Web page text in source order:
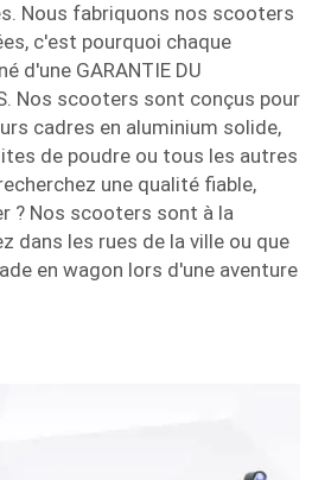
Nous fabriquons nos scooters
c'est pourquoi chaque
d'une GARANTIE DU
Nos scooters sont conçus pour
cadres en aluminium solide,
de poudre ou tous les autres
une qualité fiable,
? Nos scooters sont à la
dans les rues de la ville ou que
en wagon lors d'une aventure